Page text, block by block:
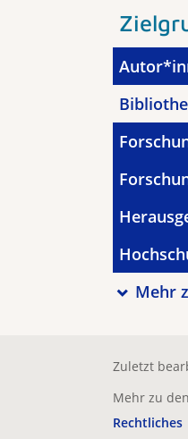
Mehr
Zuletzt
Mehr zu
Rechtliches